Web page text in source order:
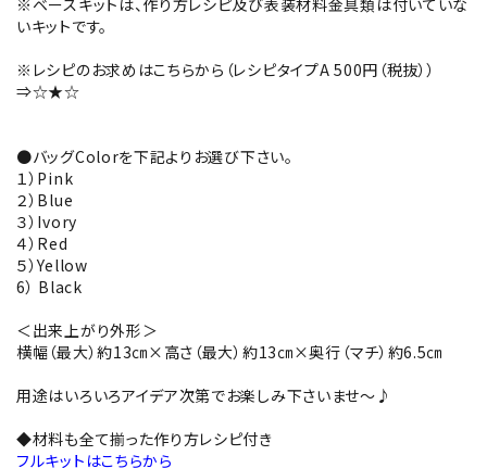
いキットです。
※レシピのお求めはこちらから（レシピタイプA 500円（税抜））
⇒☆★☆
●バッグColorを下記よりお選び下さい。
１）Pink
２）Blue
３）Ivory
４）Red
５）Yellow
6） Black
＜出来上がり外形＞
横幅（最大）約13㎝×高さ（最大）約13㎝×奥行（マチ）約6.5㎝
用途はいろいろアイデア次第でお楽しみ下さいませ～♪
◆材料も全て揃った作り方レシピ付き
フルキットはこちらから